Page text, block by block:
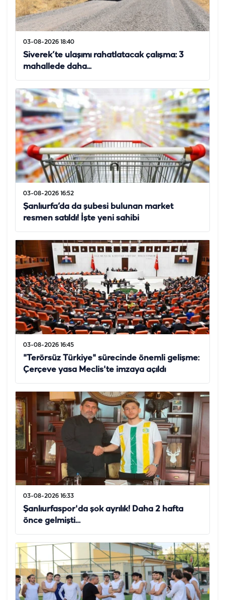
03-08-2026 18:40
Siverek’te ulaşımı rahatlatacak çalışma: 3
mahallede daha...
03-08-2026 16:52
Şanlıurfa’da da şubesi bulunan market
resmen satıldı! İşte yeni sahibi
03-08-2026 16:45
"Terörsüz Türkiye" sürecinde önemli gelişme:
Çerçeve yasa Meclis'te imzaya açıldı
03-08-2026 16:33
Şanlıurfaspor'da şok ayrılık! Daha 2 hafta
önce gelmişti…